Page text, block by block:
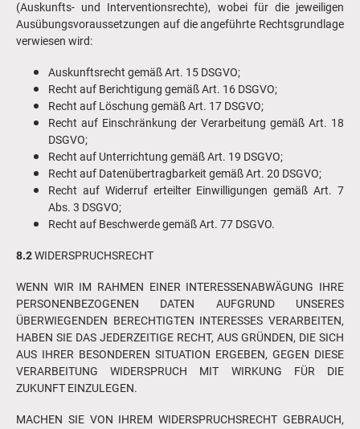
(Auskunfts- und Interventionsrechte), wobei für die jeweiligen
Ausübungsvoraussetzungen auf die angeführte Rechtsgrundlage
verwiesen wird:
Auskunftsrecht gemäß Art. 15 DSGVO;
Recht auf Berichtigung gemäß Art. 16 DSGVO;
Recht auf Löschung gemäß Art. 17 DSGVO;
Recht auf Einschränkung der Verarbeitung gemäß Art. 18
DSGVO;
Recht auf Unterrichtung gemäß Art. 19 DSGVO;
Recht auf Datenübertragbarkeit gemäß Art. 20 DSGVO;
Recht auf Widerruf erteilter Einwilligungen gemäß Art. 7
Abs. 3 DSGVO;
Recht auf Beschwerde gemäß Art. 77 DSGVO.
8.2WIDERSPRUCHSRECHT
WENN WIR IM RAHMEN EINER INTERESSENABWÄGUNG IHRE
PERSONENBEZOGENEN DATEN AUFGRUND UNSERES
ÜBERWIEGENDEN BERECHTIGTEN INTERESSES VERARBEITEN,
HABEN SIE DAS JEDERZEITIGE RECHT, AUS GRÜNDEN, DIE SICH
AUS IHRER BESONDEREN SITUATION ERGEBEN, GEGEN DIESE
VERARBEITUNG WIDERSPRUCH MIT WIRKUNG FÜR DIE
ZUKUNFT EINZULEGEN.
MACHEN SIE VON IHREM WIDERSPRUCHSRECHT GEBRAUCH,